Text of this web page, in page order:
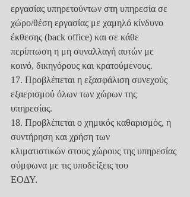
εργασίας υπηρετούντων στη υπηρεσία σε
χώρο/θέση εργασίας με χαμηλό κίνδυνο
έκθεσης (back office) και σε κάθε
περίπτωση η μη συναλλαγή αυτών με
κοινό, δικηγόρους και κρατούμενους.
17. Προβλέπεται η εξασφάλιση συνεχούς
εξαερισμού όλων των χώρων της
υπηρεσίας.
18. Προβλέπεται ο χημικός καθαρισμός, η
συντήρηση και χρήση των
κλιματιστικών στους χώρους της υπηρεσίας
σύμφωνα με τις υποδείξεις του
ΕΟΔΥ.